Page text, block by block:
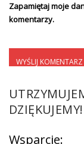
Zapamiętaj moje
komentarzy.
DZIĘKUJEMY!
Wsparcie: